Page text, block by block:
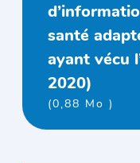
santé
ayant vécu
2020)
(0,88 Mo )